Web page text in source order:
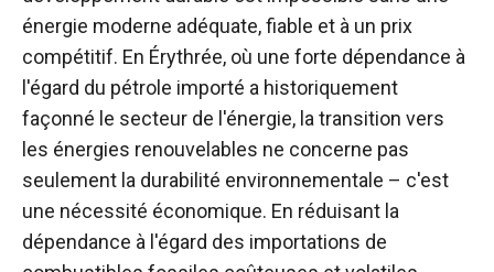
énergie moderne adéquate, fiable et à un prix
compétitif. En Érythrée, où une forte dépendance à
l'égard du pétrole importé a historiquement
façonné le secteur de l'énergie, la transition vers
les énergies renouvelables ne concerne pas
seulement la durabilité environnementale – c'est
une nécessité économique. En réduisant la
dépendance à l'égard des importations de